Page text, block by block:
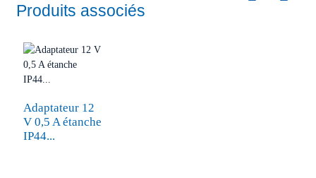
Produits associés
Adaptateur 12
V 0,5 A étanche
IP44...